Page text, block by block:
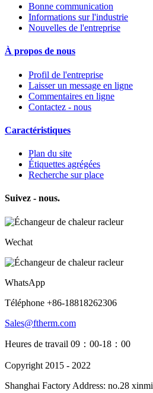
Bonne communication
Informations sur l'industrie
Nouvelles de l'entreprise
À propos de nous
Profil de l'entreprise
Laisser un message en ligne
Commentaires en ligne
Contactez - nous
Caractéristiques
Plan du site
Étiquettes agrégées
Recherche sur place
Suivez - nous.
Wechat
WhatsApp
Téléphone +86-18818262306
Sales@ftherm.com
Heures de travail 09：00-18：00
Copyright 2015 - 2022
Shanghai Factory Address: no.28